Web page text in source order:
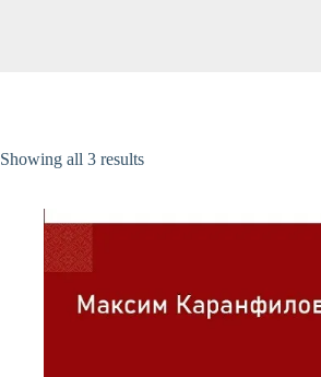
Showing all 3 resultsSorted